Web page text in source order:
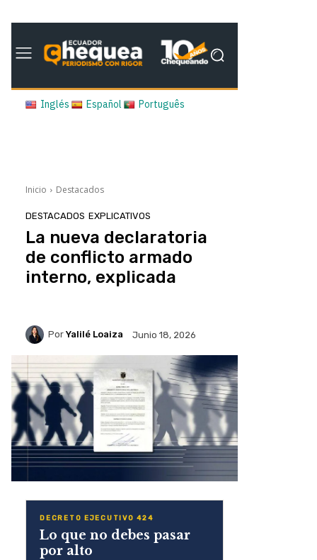
Inglés Español Português
Inicio Destacados
DESTACADOS EXPLICATIVOS
La nueva declaratoria
de conflicto armado
interno, explicada
Por Yalilé Loaiza Junio 18, 2026
DECRETO EJECUTIVO 424
Lo que no debes pasar
por alto